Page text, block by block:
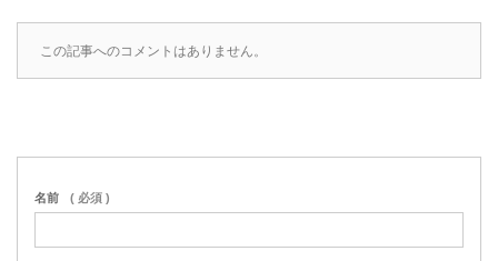
この記事へのコメントはありません。
名前 ( 必須 )